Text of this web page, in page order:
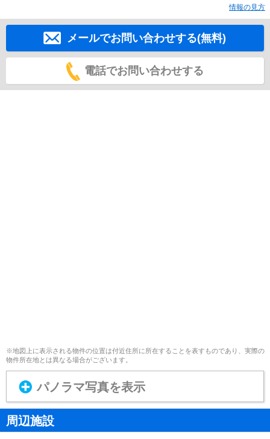
情報の見方
メールでお問い合わせする(無料)
電話でお問い合わせする
※地図上に表示される物件の位置は付近住所に所在することを表すものであり、実際の
物件所在地とは異なる場合がございます。
パノラマ写真を表示
周辺施設